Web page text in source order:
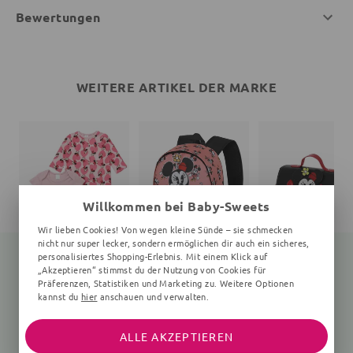
Bewertungen
WEITERE ARTIKEL DER MARKE
Set Minnie Mouse
24,05 €
Rucksack
45,40 € 59,99 € 41,99 €
Willkommen bei Baby-Sweets
Wir lieben Cookies! Von wegen kleine Sünde – sie schmecken
nicht nur super lecker, sondern ermöglichen dir auch ein sicheres,
personalisiertes Shopping-Erlebnis. Mit einem Klick auf
„Akzeptieren“ stimmst du der Nutzung von Cookies für
Präferenzen, Statistiken und Marketing zu. Weitere Optionen
kannst du hier anschauen und verwalten.
ALLE AKZEPTIEREN